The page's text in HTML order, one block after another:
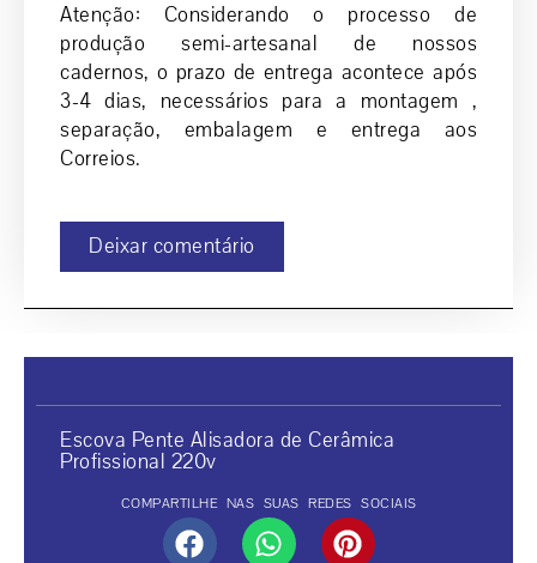
Atenção: Considerando o processo de
produção semi-artesanal de nossos
cadernos, o prazo de entrega acontece após
3-4 dias, necessários para a montagem ,
separação, embalagem e entrega aos
Correios.
Deixar comentário
Escova Pente Alisadora de Cerâmica
Profissional 220v
COMPARTILHE NAS SUAS REDES SOCIAIS